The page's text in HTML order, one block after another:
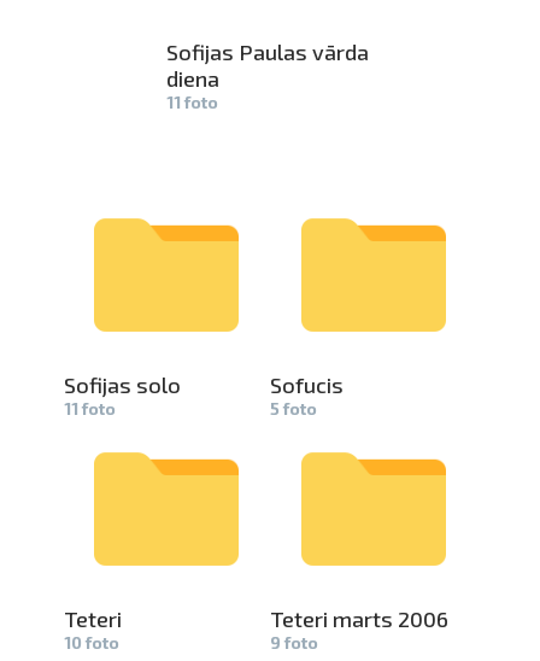
Sofijas Paulas vārda
diena
11 foto
Sofijas solo
11 foto
Sofucis
5 foto
Teteri
10 foto
Teteri mar­ts 2006
9 foto